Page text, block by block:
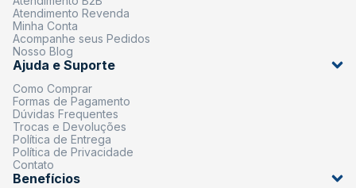
Atendimento Revenda
Minha Conta
Acompanhe seus Pedidos
Nosso Blog
Ajuda e Suporte
Como Comprar
Formas de Pagamento
Dúvidas Frequentes
Trocas e Devoluções
Política de Entrega
Política de Privacidade
Contato
Benefícios